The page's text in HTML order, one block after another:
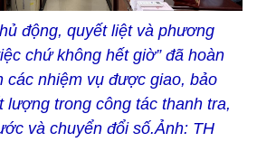
động, quyết liệt và phương
chứ không hết giờ” đã hoàn
các nhiệm vụ được giao, bảo
lượng trong công tác thanh tra,
và chuyển đổi số.Ảnh: TH